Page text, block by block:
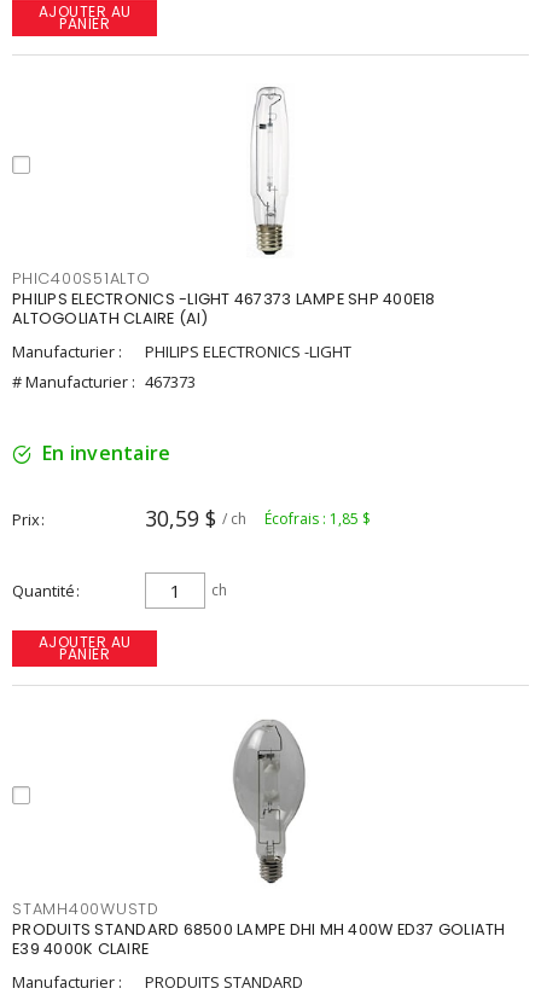
AJOUTER AU
PANIER
PHIC400S51ALTO
PHILIPS ELECTRONICS -LIGHT 467373 LAMPE SHP 400E18
ALTOGOLIATH CLAIRE (AI)
Manufacturier :
PHILIPS ELECTRONICS -LIGHT
# Manufacturier : 467373
En inventaire
Prix 30,59 $ / ch Écofrais : 1,85 $
Quantité ch
AJOUTER AU
PANIER
STAMH400WUSTD
PRODUITS STANDARD 68500 LAMPE DHI MH 400W ED37 GOLIATH
E39 4000K CLAIRE
Manufacturier :
PRODUITS STANDARD